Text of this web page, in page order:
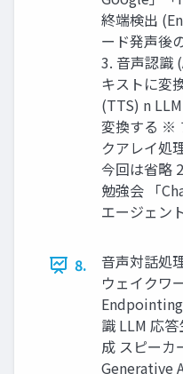
終端検出
ード発声後
3. 音声認識
キストに変
(TTS) n
変換する ※
クアレイ処
今回は省略
勉強会 「
エージェン
8.
音声対話処
ウェイクワ
Endpointing
識 LLM 応
成 スピーカ
Generative